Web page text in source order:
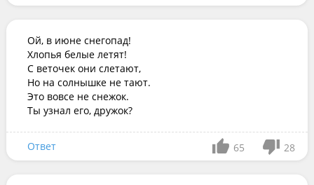
Ой, в июне снегопад!
Хлопья белые летят!
С веточек они слетают,
Но на солнышке не тают.
Это вовсе не снежок.
Ты узнал его, дружок?
Ответ 65 28